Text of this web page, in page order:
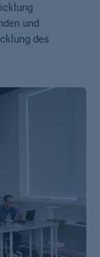
und
des